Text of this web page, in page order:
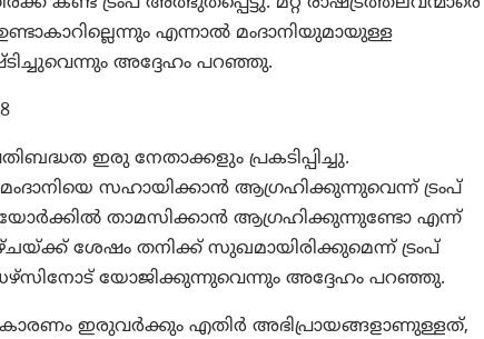
എന്നാൽ മംദാനിയുമായുള്ള
അദ്ദേഹം പറഞ്ഞു.
ഇരു നേതാക്കളും പ്രകടിപ്പിച്ചു.
സഹായിക്കാൻ ആഗ്രഹിക്കുന്നുവെന്ന് ട്രംപ്
താമസിക്കാൻ ആഗ്രഹിക്കുന്നുണ്ടോ എന്ന്
ശേഷം തനിക്ക് സുഖമായിരിക്കുമെന്ന് ട്രംപ്
യോജിക്കുന്നുവെന്നും അദ്ദേഹം പറഞ്ഞു.
കാരണം ഇരുവർക്കും എതിർ അഭിപ്രായങ്ങളാണുള്ളത്,